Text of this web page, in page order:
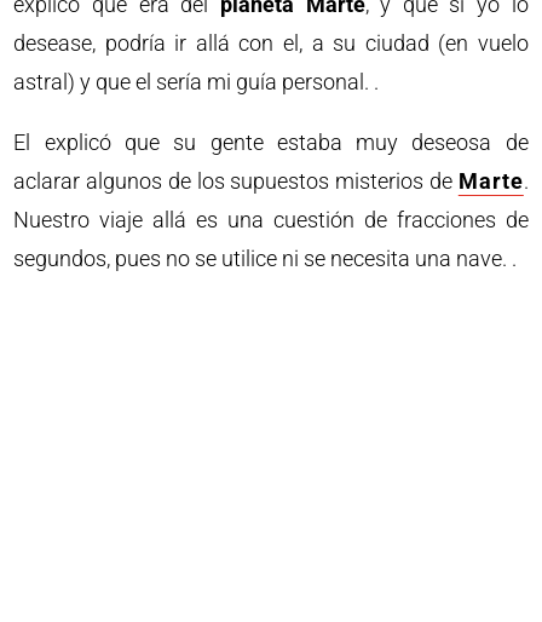
desease, podría ir allá con el, a su ciudad (en vuelo
astral) y que el sería mi guía personal. .
El explicó que su gente estaba muy deseosa de
aclarar algunos de los supuestos misterios de Marte.
Nuestro viaje allá es una cuestión de fracciones de
segundos, pues no se utilice ni se necesita una nave. .